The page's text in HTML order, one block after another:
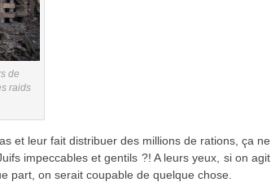
de
raids
et leur fait distribuer des millions de rations, ça ne
impeccables et gentils ?! A leurs yeux, si on agit
part, on serait coupable de quelque chose.